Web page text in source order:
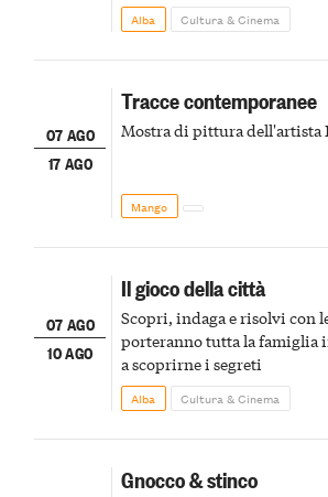
Alba Cultura & Cinema
07 AGO
17 AGO
Tracce contemporanee
Mostra di pittura dell'artista
Mango
07 AGO
10 AGO
Il gioco della città
Scopri, indaga e risolvi con
porteranno tutta la famiglia
a scoprirne i segreti
Alba Cultura & Cinema
Gnocco & stinco